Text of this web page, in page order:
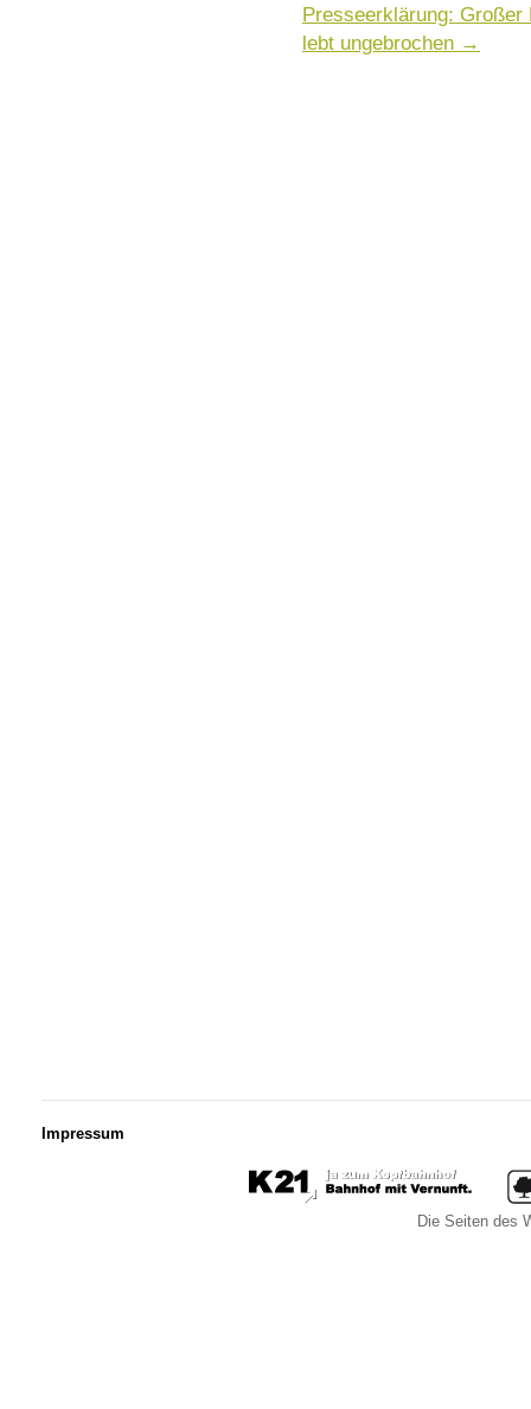
Presseerklärung: Großer
lebt ungebrochen →
Impressum
Die Seiten des